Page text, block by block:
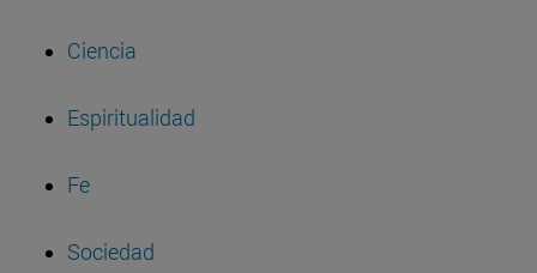
Ciencia
Espiritualidad
Fe
Sociedad